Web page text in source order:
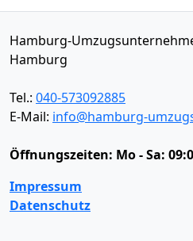
Hamburg-
Hamburg
Tel.: 040-573092885
E-Mail: info@hamburg-
Öffnungszeiten: Mo - Sa:
Impressum
Datenschutz